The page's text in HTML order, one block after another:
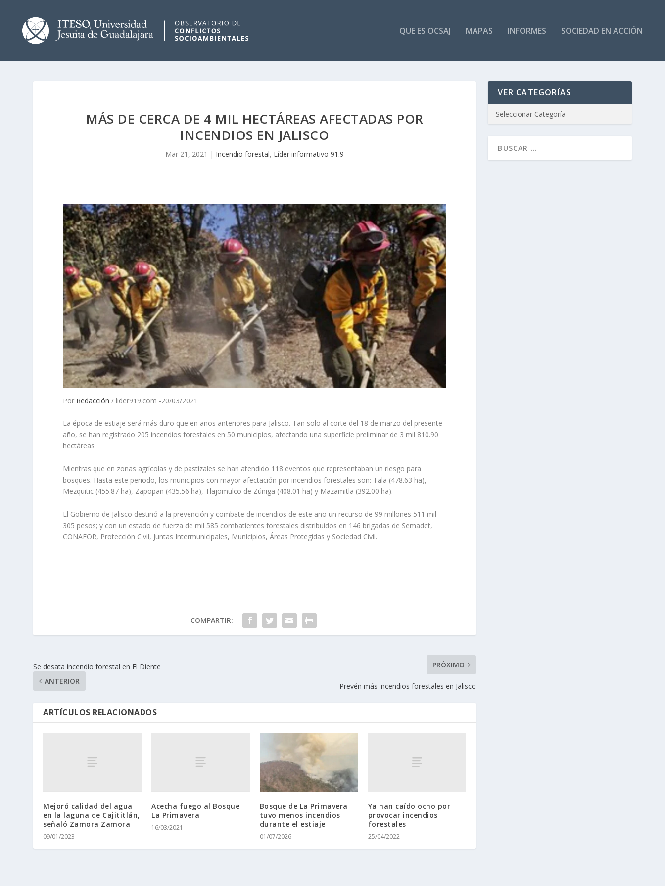
QUE ES OCSAJ MAPAS INFORMES SOCIEDAD EN ACCIÓN
MÁS DE CERCA DE 4 MIL HECTÁREAS AFECTADAS POR
INCENDIOS EN JALISCO
Mar 21, 2021 | Incendio forestal, Líder informativo 91.9
Por Redacción / lider919.com -20/03/2021
La época de estiaje será más duro que en años anteriores para Jalisco. Tan solo al corte del 18 de marzo del presente
año, se han registrado 205 incendios forestales en 50 municipios, afectando una superficie preliminar de 3 mil 810.90
hectáreas.
Mientras que en zonas agrícolas y de pastizales se han atendido 118 eventos que representaban un riesgo para
bosques. Hasta este periodo, los municipios con mayor afectación por incendios forestales son: Tala (478.63 ha),
Mezquitic (455.87 ha), Zapopan (435.56 ha), Tlajomulco de Zúñiga (408.01 ha) y Mazamitla (392.00 ha).
El Gobierno de Jalisco destinó a la prevención y combate de incendios de este año un recurso de 99 millones 511 mil
305 pesos; y con un estado de fuerza de mil 585 combatientes forestales distribuidos en 146 brigadas de Semadet,
CONAFOR, Protección Civil, Juntas Intermunicipales, Municipios, Áreas Protegidas y Sociedad Civil.
COMPARTIR:
Se desata incendio forestal en El Diente
ANTERIOR
PRÓXIMO
Prevén más incendios forestales en Jalisco
ARTÍCULOS RELACIONADOS
Mejoró calidad del agua
en la laguna de Cajititlán,
señaló Zamora Zamora
09/01/2023
Acecha fuego al Bosque
La Primavera
16/03/2021
Bosque de La Primavera
tuvo menos incendios
durante el estiaje
01/07/2026
Ya han caído ocho por
provocar incendios
forestales
25/04/2022
VER CATEGORÍAS